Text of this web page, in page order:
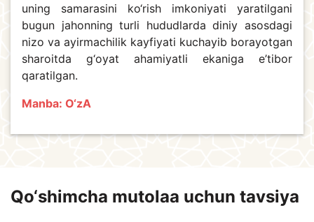
uning samarasini ko‘rish imkoniyati yaratilgani
bugun jahonning turli hududlarda diniy asosdagi
nizo va ayirmachilik kayfiyati kuchayib borayotgan
sharoitda g‘oyat ahamiyatli ekaniga e’tibor
qaratilgan.
Manba: O‘zA
Qo‘shimcha mutolaa uchun tavsiya